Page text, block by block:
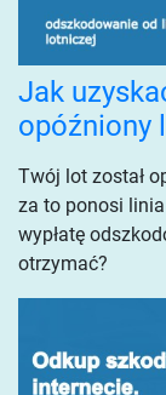
Jak
opóźniony
Twój lot został
za to ponosi
wypłatę
otrzymać?